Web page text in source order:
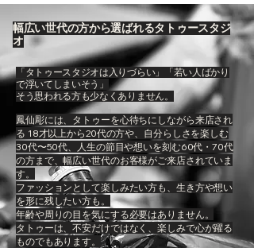
幅広い世代の方から選ばれるタトゥースタジ
オ
「タトゥースタジオは入りづらい」「若い人ばかり
で浮いてしまいそう」
そう思われる方も少なくありません。
鳳仙彫には、 タトゥーを心待ちにしながら来店され
る 18才以上から20代の方や、自分らしさを楽しむ
30代〜50代、人生の節目や想いを刻む60代・70代
の方まで、幅広い世代のお客様がご来店されていま
す。
ファッションとして楽しみたい方も、生き方や想い
を形に残したい方も。
年齢や周りの目を気にする必要はありません。
タトゥーは、不安だけではなく、楽しみで心が躍る
ものでもあります。